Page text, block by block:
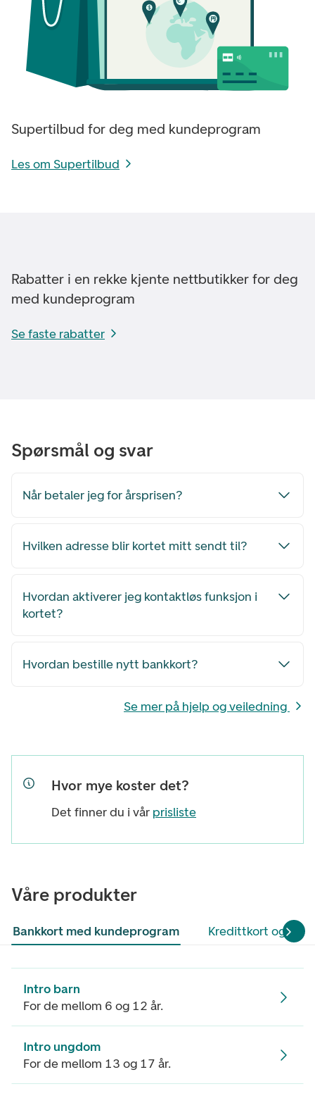
Supertilbud for deg med kundeprogram
Les om Supertilbud
Rabatter i en rekke kjente nettbutikker for deg
med kundeprogram
Se faste rabatter
Spørsmål og svar
Når betaler jeg for årsprisen?
Hvilken adresse blir kortet mitt sendt til?
Hvordan aktiverer jeg kontaktløs funksjon i
kortet?
Hvordan bestille nytt bankkort?
Se mer på hjelp og veiledning
Hvor mye koster det?
Det finner du i vår prisliste
Våre produkter
Bankkort med kundeprogram Kredittkort og
Intro barn
For de mellom 6 og 12 år.
Intro ungdom
For de mellom 13 og 17 år.